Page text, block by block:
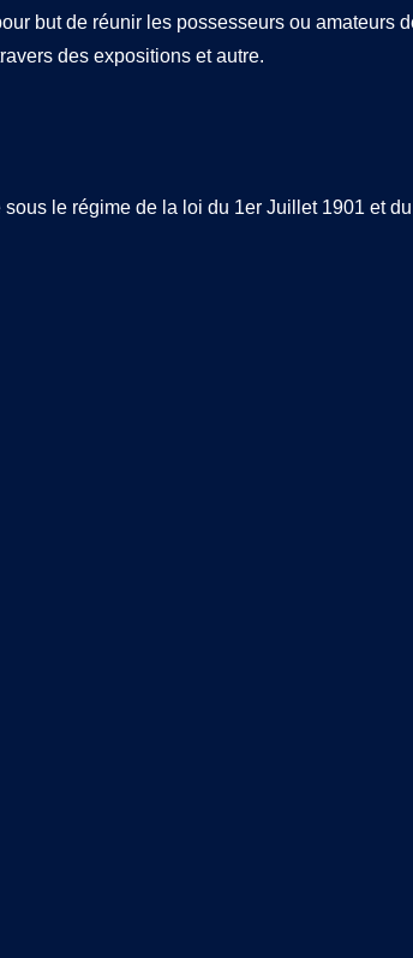
but de réunir les possesseurs ou amateurs
des expositions et autre.
le régime de la loi du 1er Juillet 1901 et